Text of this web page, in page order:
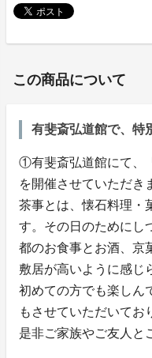
この商品について
有斐斎弘道館で、特
①有斐斎弘道館にて、
を開催させていただき
茶事とは、懐石料理・
す。その日のためにし
都のお食事とお酒、京
敷居が高いように感じ
初めての方でも楽しん
もさせていただいてお
是非ご家族やご友人と